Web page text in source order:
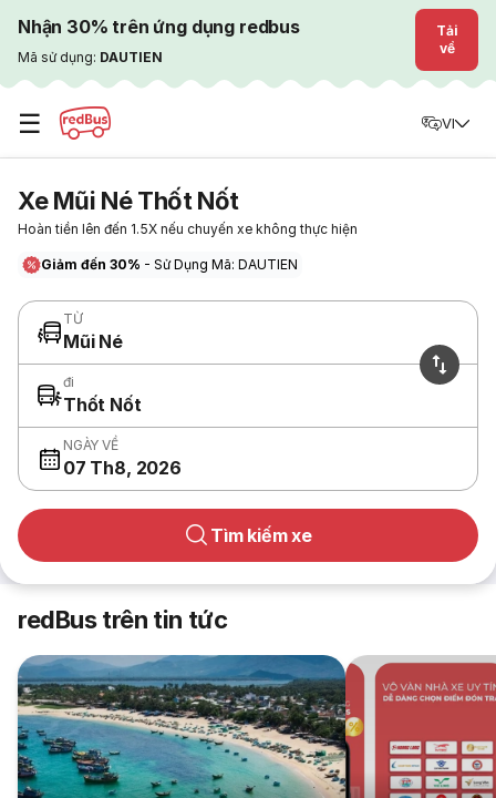
Nhận 30% trên ứng dụng redbus
Mã sử dụng: DAUTIEN
Tải
về
☰ VI
Xe Mũi Né Thốt Nốt
Hoàn tiền lên đến 1.5X nếu chuyến xe không thực hiện
Giảm đến 30% - Sử Dụng Mã: DAUTIEN
TỪ
Mũi Né
đi
Thốt Nốt
NGÀY VỀ
07 Th8, 2026
Tìm kiếm xe
redBus trên tin tức